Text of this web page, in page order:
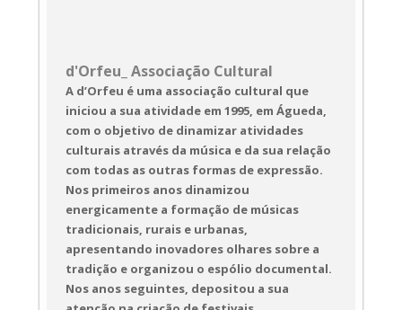
d'Orfeu_ Associação Cultural
A d’Orfeu é uma associação cultural que
iniciou a sua atividade em 1995, em Águeda,
com o objetivo de dinamizar atividades
culturais através da música e da sua relação
com todas as outras formas de expressão.
Nos primeiros anos dinamizou
energicamente a formação de músicas
tradicionais, rurais e urbanas,
apresentando inovadores olhares sobre a
tradição e organizou o espólio documental.
Nos anos seguintes, depositou a sua